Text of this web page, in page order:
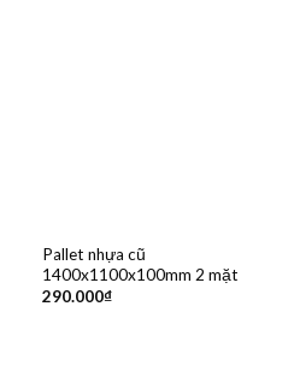
Pallet nhựa cũ
1400x1100x100mm 2 mặt
290.000₫